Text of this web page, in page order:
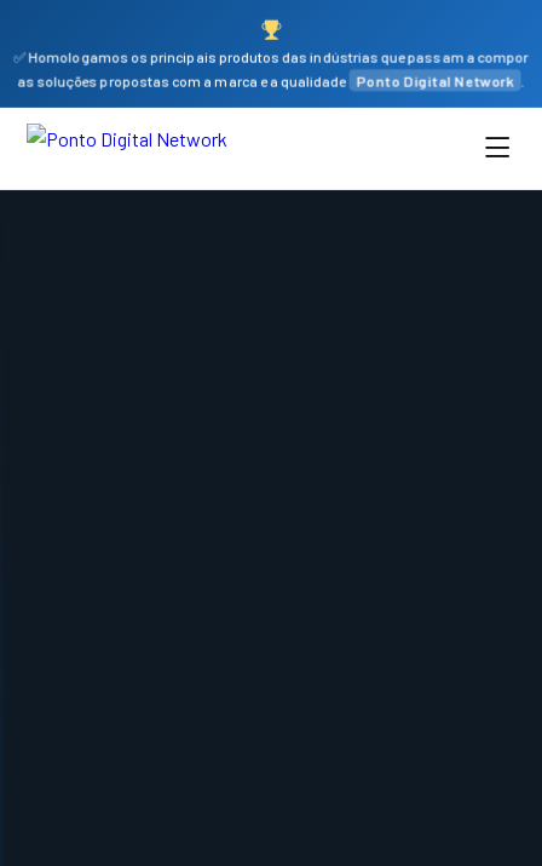
✅ Homologamos os principais produtos das indústrias que passam a compor
as soluções propostas com a marca e a qualidade Ponto Digital Network